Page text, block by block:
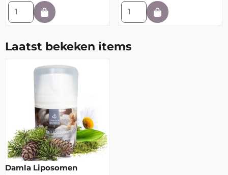
Aantal kiezen voor Bio Kaui Natural Boost Masker
Aantal kiezen voor Cell
Laatst bekeken items
Damla Liposomen